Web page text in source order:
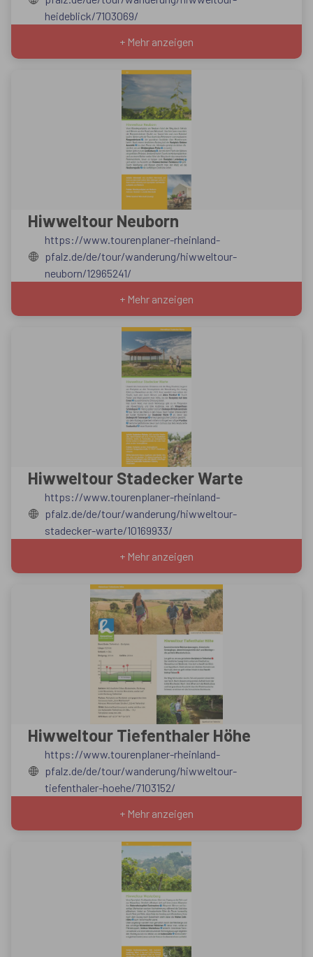
heideblick/7103069/
+ Mehr anzeigen
Hiwweltour Neuborn
https://www.tourenplaner-rheinland-
pfalz.de/de/tour/wanderung/hiwweltour-
neuborn/12965241/
+ Mehr anzeigen
Hiwweltour Stadecker Warte
https://www.tourenplaner-rheinland-
pfalz.de/de/tour/wanderung/hiwweltour-
stadecker-warte/10169933/
+ Mehr anzeigen
Hiwweltour Tiefenthaler Höhe
https://www.tourenplaner-rheinland-
pfalz.de/de/tour/wanderung/hiwweltour-
tiefenthaler-hoehe/7103152/
+ Mehr anzeigen